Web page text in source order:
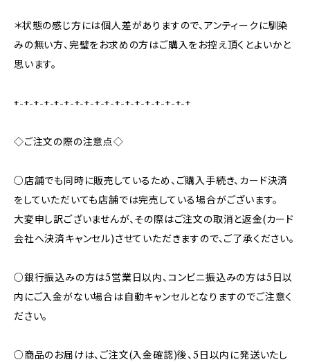
＊状態の感じ方には個人差がありますので、アンティークに馴染
みの無い方、完璧をお求めの方はご購入をお控え頂くとよいかと
思います。
+-+-+-+-+-+-+-+-+-+-+-+-+-+-+-+-+-+
◇ご注文の際の注意点◇
○店舗でも同時に販売しているため、ご購入手続き、カード決済
をしていただいても店舗では完売している場合がございます。
大変申し訳ございませんが、その際はご注文の取消と返金(カード
会社へ決済キャンセル)させていただきますので、ご了承ください。
○銀行振込みの方は5営業日以内、コンビニ振込みの方は5日以
内にご入金がない場合は自動キャンセルとなりますのでご注意く
ださい。
○商品のお届けは、ご注文(入金確認)後、5日以内に発送いたし